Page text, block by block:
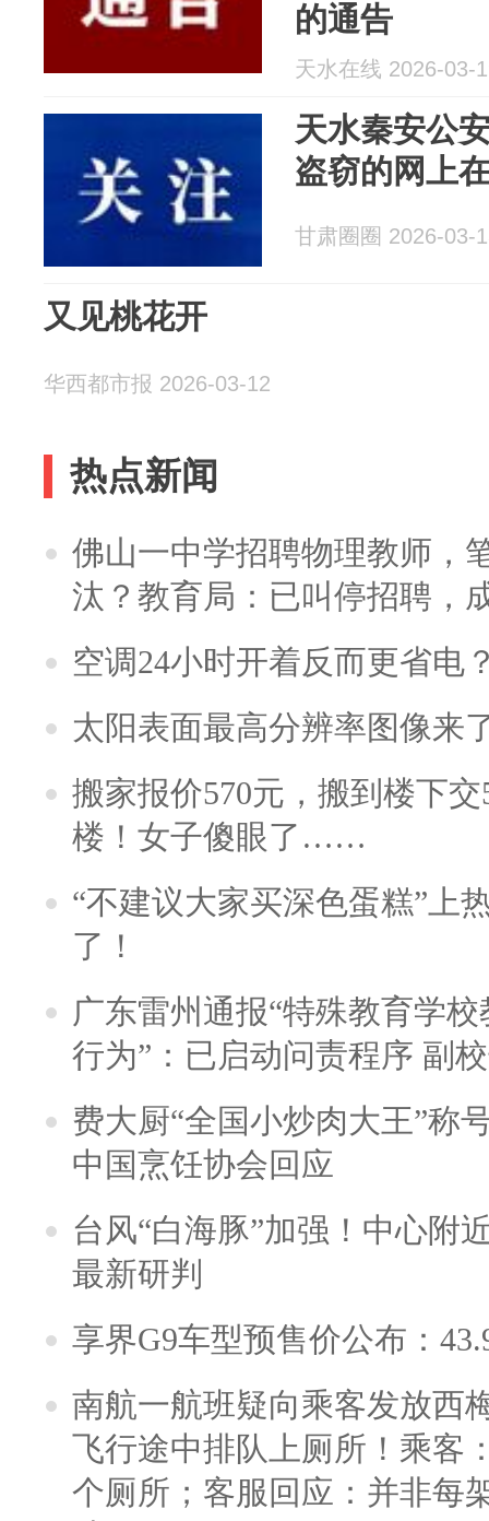
的通告
天水在线 2026-03-
天水秦安公
盗窃的网上
甘肃圈圈 2026-03-
又见桃花开
华西都市报 2026-03-12
热点新闻
佛山一中学招聘物理教师，
汰？教育局：已叫停招聘，
空调24小时开着反而更省电
太阳表面最高分辨率图像来
搬家报价570元，搬到楼下
楼！女子傻眼了……
“不建议大家买深色蛋糕”上
了！
广东雷州通报“特殊教育学
行为”：已启动问责程序 副
费大厨“全国小炒肉大王”称
中国烹饪协会回应
台风“白海豚”加强！中心附
最新研判
享界G9车型预售价公布：
南航一航班疑向乘客发放西
飞行途中排队上厕所！乘客
个厕所；客服回应：并非每